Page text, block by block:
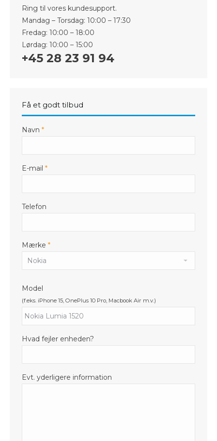
Ring til vores kundesupport.
Mandag – Torsdag: 10:00 – 17:30
Fredag: 10:00 – 18:00
Lørdag: 10:00 – 15:00
+45 28 23 91 94
Få et godt tilbud
Navn *
E-mail *
Telefon
Mærke *
Model
(f.eks. iPhone 15, OnePlus 10 Pro, Macbook Air m.v.)
Hvad fejler enheden?
Evt. yderligere information